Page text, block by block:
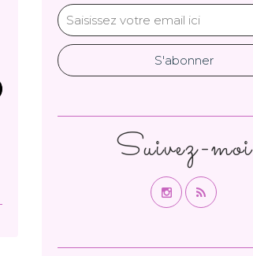
Suivez-moi